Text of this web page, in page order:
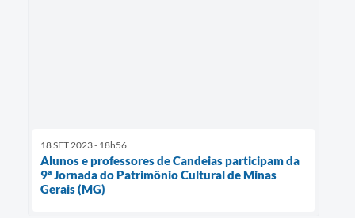
18 SET 2023 - 18h56
Alunos e professores de Candeias participam da
9ª Jornada do Patrimônio Cultural de Minas
Gerais (MG)